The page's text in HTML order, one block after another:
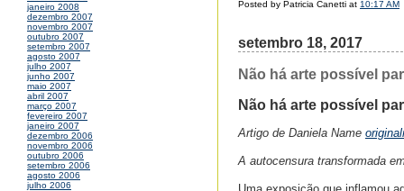
janeiro 2008
dezembro 2007
novembro 2007
outubro 2007
setembro 2007
agosto 2007
julho 2007
junho 2007
maio 2007
abril 2007
março 2007
fevereiro 2007
janeiro 2007
dezembro 2006
novembro 2006
outubro 2006
setembro 2006
agosto 2006
julho 2006
Posted by Patricia Canetti at 10:17 AM
setembro 18, 2017
Não há arte possível
Não há arte possível
Artigo de Daniela Name
A autocensura transformada